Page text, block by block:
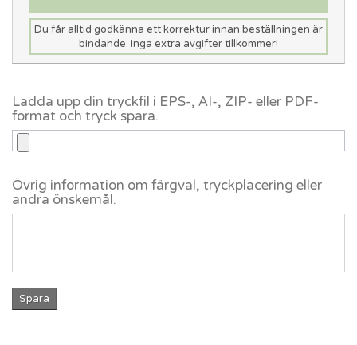
Du får alltid godkänna ett korrektur innan beställningen är
bindande. Inga extra avgifter tillkommer!
Ladda upp din tryckfil i EPS-, AI-, ZIP- eller PDF-
format och tryck spara.
Övrig information om färgval, tryckplacering eller
andra önskemål.
Spara